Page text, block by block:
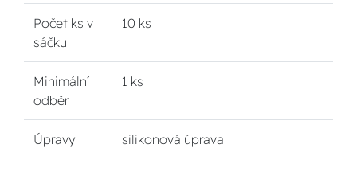
Počet ks v
sáčku
10 ks
Minimální
odběr
1 ks
Úpravy silikonová úprava